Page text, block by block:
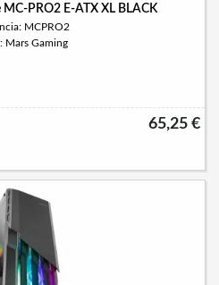
PRO2 E-ATX XL BLACK
MCPRO2
Mars Gaming
65,25 €